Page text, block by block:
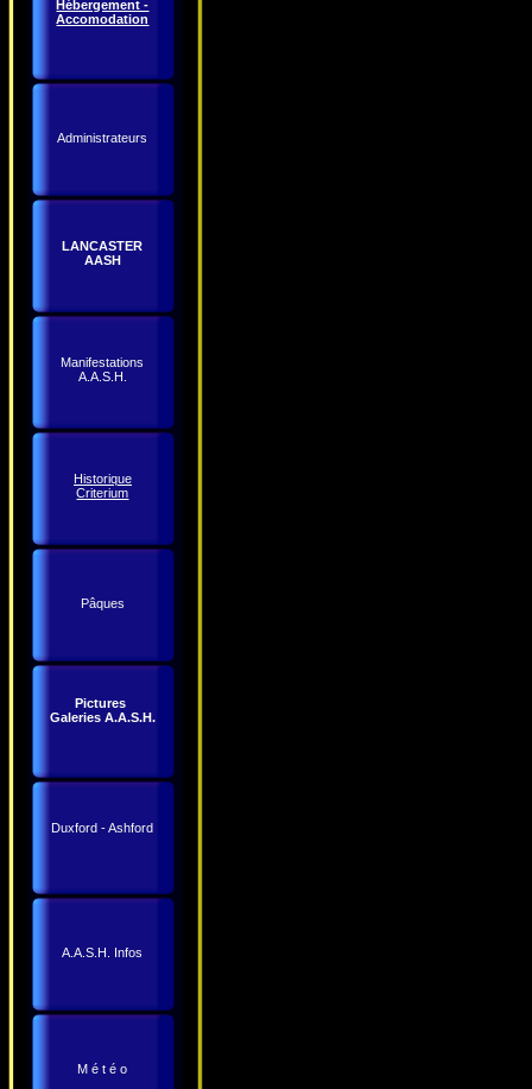
Hébergement -
Accomodation
Administrateurs
LANCASTER
AASH
Manifestations
A.A.S.H.
Historique
Criterium
Pâques
Pictures
Galeries A.A.S.H.
Duxford - Ashford
A.A.S.H. Infos
M é t é o